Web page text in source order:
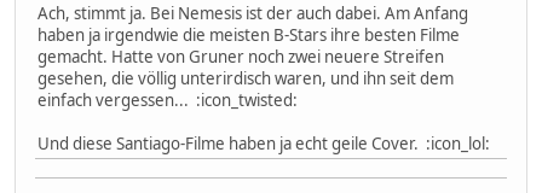
Ach, stimmt ja. Bei Nemesis ist der auch dabei. Am Anfang
haben ja irgendwie die meisten B-Stars ihre besten Filme
gemacht. Hatte von Gruner noch zwei neuere Streifen
gesehen, die völlig unterirdisch waren, und ihn seit dem
einfach vergessen... :icon_twisted:
Und diese Santiago-Filme haben ja echt geile Cover. :icon_lol: